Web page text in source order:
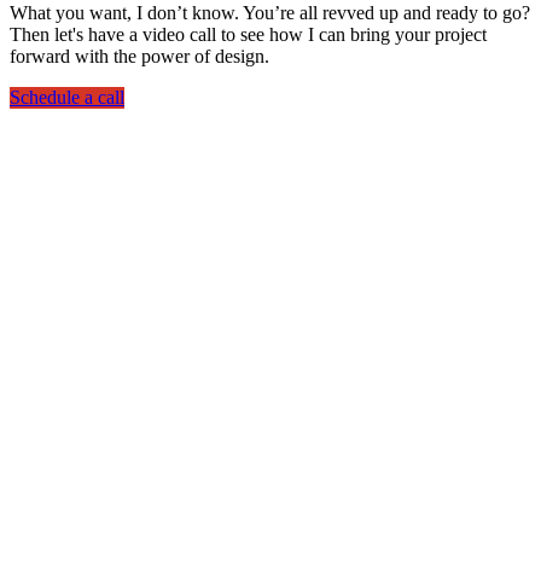
What you want, I don’t know. You’re all revved up and ready to go?
Then let's have a video call to see how I can bring your project
forward with the power of design.
Schedule a call